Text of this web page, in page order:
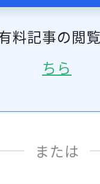
料記事の閲
ちら
または